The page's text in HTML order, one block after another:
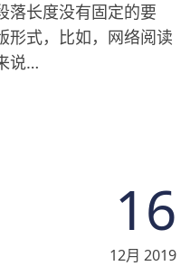
落长度没有固定的要
形式，比如，网络阅读
说…
16
12月 2019